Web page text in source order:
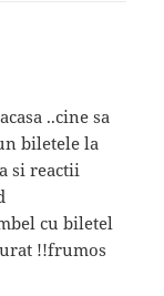
..cine sa
biletele la
si reactii
cu biletel
!!frumos